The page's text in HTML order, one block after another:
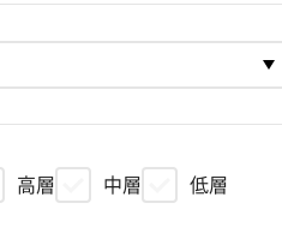
高層 中層 低層